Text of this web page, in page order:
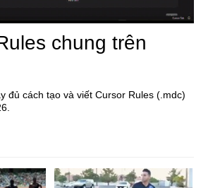
chung trên
đủ cách tạo và viết Cursor Rules (.mdc)